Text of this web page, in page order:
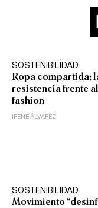
SOSTENIBILIDAD
Ropa compartida:
resistencia frente
fashion
IRENE ÁLVAREZ
SOSTENIBILIDAD
Movimiento